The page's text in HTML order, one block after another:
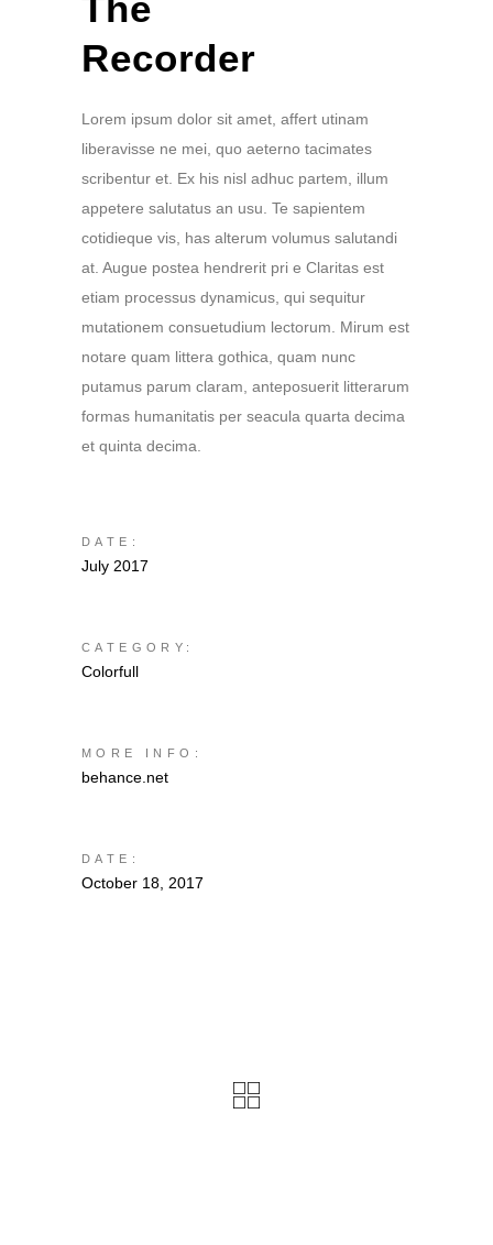
Recorder
Lorem ipsum dolor sit amet, affert utinam
liberavisse ne mei, quo aeterno tacimates
scribentur et. Ex his nisl adhuc partem, illum
appetere salutatus an usu. Te sapientem
cotidieque vis, has alterum volumus salutandi
at. Augue postea hendrerit pri e Claritas est
etiam processus dynamicus, qui sequitur
mutationem consuetudium lectorum. Mirum est
notare quam littera gothica, quam nunc
putamus parum claram, anteposuerit litterarum
formas humanitatis per seacula quarta decima
et quinta decima.
DATE:
July 2017
CATEGORY:
Colorfull
MORE INFO:
behance.net
DATE:
October 18, 2017